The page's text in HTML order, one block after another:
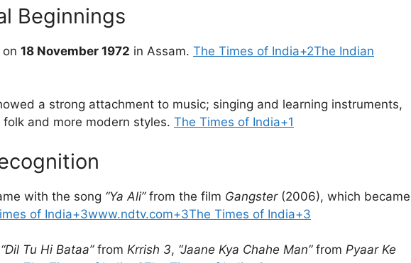
Beginnings
on 18 November 1972 in Assam. The Times of India+2The Indian
a strong attachment to music; singing and learning instruments,
and more modern styles. The Times of India+1
with the song “Ya Ali”from the film Gangster(2006), which became
of India+3www.ndtv.com+3The Times of India+3
“Dil Tu Hi Bataa”from Krrish 3, “Jaane Kya Chahe Man”from Pyaar Ke